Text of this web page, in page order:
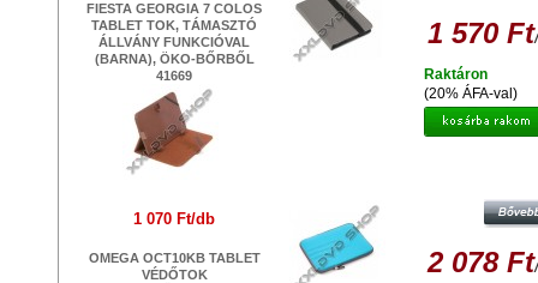
FIESTA GEORGIA 7 COLOS
TABLET TOK, TÁMASZTÓ
ÁLLVÁNY FUNKCIÓVAL
(BARNA), ÖKO-BŐRBŐL
41669
1 070 Ft/db
OMEGA OCT10KB TABLET
VÉDŐTOK
1 570 Ft
(20% ÁFA-val)
Raktáron
2 078 Ft